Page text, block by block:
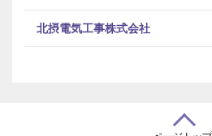
北摂電気工事株式会社